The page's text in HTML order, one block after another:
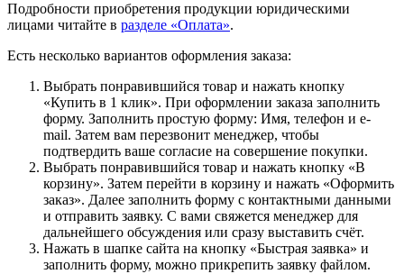
Подробности приобретения продукции юридическими
лицами читайте в разделе «Оплата».
Есть несколько вариантов оформления заказа:
Выбрать понравившийся товар и нажать кнопку
«Купить в 1 клик». При оформлении заказа заполнить
форму. Заполнить простую форму: Имя, телефон и e-
mail. Затем вам перезвонит менеджер, чтобы
подтвердить ваше согласие на совершение покупки.
Выбрать понравившийся товар и нажать кнопку «В
корзину». Затем перейти в корзину и нажать «Оформить
заказ». Далее заполнить форму с контактными данными
и отправить заявку. С вами свяжется менеджер для
дальнейшего обсуждения или сразу выставить счёт.
Нажать в шапке сайта на кнопку «Быстрая заявка» и
заполнить форму, можно прикрепить заявку файлом.